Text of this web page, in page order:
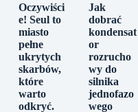
Oczywiści
e! Seul to
miasto
pełne
ukrytych
skarbów,
które
warto
odkryć.
Jak
dobrać
kondensat
or
rozrucho
wy do
silnika
jednofazo
wego